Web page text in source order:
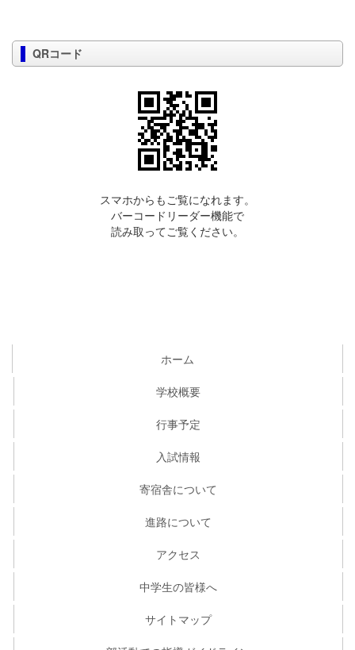
QRコード
スマホからもご覧になれます。
バーコードリーダー機能で
読み取ってご覧ください。
ホーム
学校概要
行事予定
入試情報
寄宿舎について
進路について
アクセス
中学生の皆様へ
サイトマップ